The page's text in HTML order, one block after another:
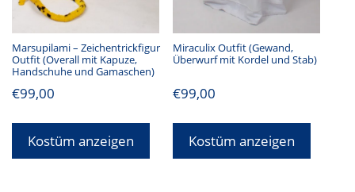
Marsupilami – Zeichentrickfigur
Outfit (Overall mit Kapuze,
Handschuhe und Gamaschen)
€99,00
Kostüm anzeigen
Miraculix Outfit (Gewand,
Überwurf mit Kordel und Stab)
€99,00
Kostüm anzeigen